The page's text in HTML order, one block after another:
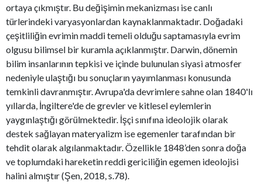
ortaya çıkmıştır. Bu değişimin mekanizması ise canlı
türlerindeki varyasyonlardan kaynaklanmaktadır. Doğadaki
çeşitliliğin evrimin maddi temeli olduğu saptamasıyla evrim
olgusu bilimsel bir kuramla açıklanmıştır. Darwin, dönemin
bilim insanlarının tepkisi ve içinde bulunulan siyasi atmosfer
nedeniyle ulaştığı bu sonuçların yayımlanması konusunda
temkinli davranmıştır. Avrupa'da devrimlere sahne olan 1840'lı
yıllarda, İngiltere'de de grevler ve kitlesel eylemlerin
yaygınlaştığı görülmektedir. İşçi sınıfına ideolojik olarak
destek sağlayan materyalizm ise egemenler tarafından bir
tehdit olarak algılanmaktadır. Özellikle 1848’den sonra doğa
ve toplumdaki hareketin reddi gericiliğin egemen ideolojisi
halini almıştır (Şen, 2018, s.78).